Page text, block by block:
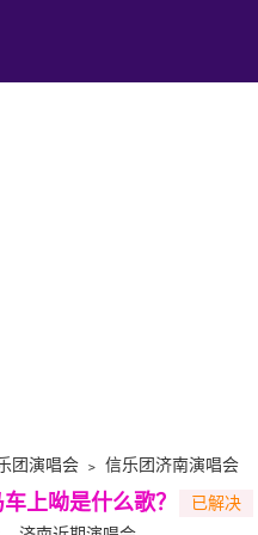
团演唱会 ﹥ 信乐团济南演唱会
上呦是什么歌？